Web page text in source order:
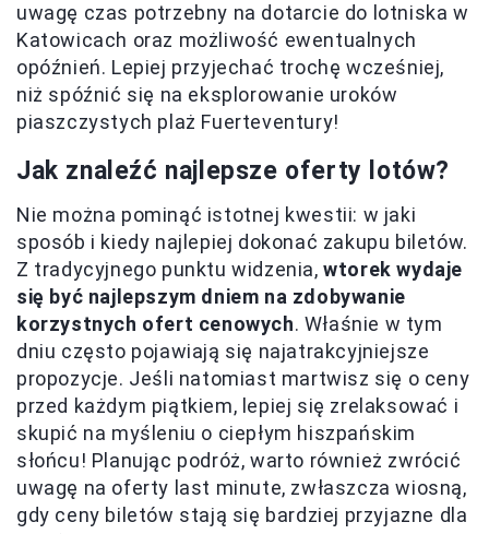
uwagę czas potrzebny na dotarcie do lotniska w
Katowicach oraz możliwość ewentualnych
opóźnień. Lepiej przyjechać trochę wcześniej,
niż spóźnić się na eksplorowanie uroków
piaszczystych plaż Fuerteventury!
Jak znaleźć najlepsze oferty lotów?
Nie można pominąć istotnej kwestii: w jaki
sposób i kiedy najlepiej dokonać zakupu biletów.
Z tradycyjnego punktu widzenia,wtorek wydaje
się być najlepszym dniem na zdobywanie
korzystnych ofert cenowych. Właśnie w tym
dniu często pojawiają się najatrakcyjniejsze
propozycje. Jeśli natomiast martwisz się o ceny
przed każdym piątkiem, lepiej się zrelaksować i
skupić na myśleniu o ciepłym hiszpańskim
słońcu! Planując podróż, warto również zwrócić
uwagę na oferty last minute, zwłaszcza wiosną,
gdy ceny biletów stają się bardziej przyjazne dla